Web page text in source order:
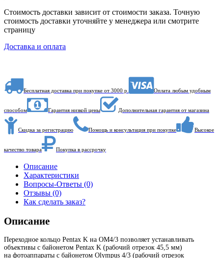
Стоимость доставки зависит от стоимости заказа. Точную
стоимость доставки уточняйте у менеджера или смотрите
страницу
Доставка и оплата
Бесплатная доставка при покупке от 3000 р. Оплата любым удобным
способом Гарантия низкой цены Дополнительная гарантия от магазина
Скидка за регистрацию Помощь и консультация при покупке Высокое
качество товара Покупка в рассрочку
Описание
Характеристики
Вопросы-Ответы (0)
Отзывы (0)
Как сделать заказ?
Описание
Переходное кольцо Pentax K на OM4/3 позволяет устанавливать
объективы с байонетом Pentax K (рабочий отрезок 45,5 мм)
на фотоаппараты с байонетом Olympus 4/3 (рабочий отрезок